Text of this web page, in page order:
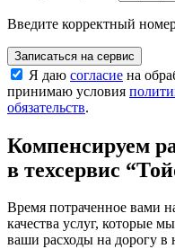
Введите корректный
Записаться на сервис
Я даю согласие на
принимаю условия
обязательств.
Компенсируем
в техсервис
Время потраченное вами
качества услуг, которые
ваши расходы на дорогу в